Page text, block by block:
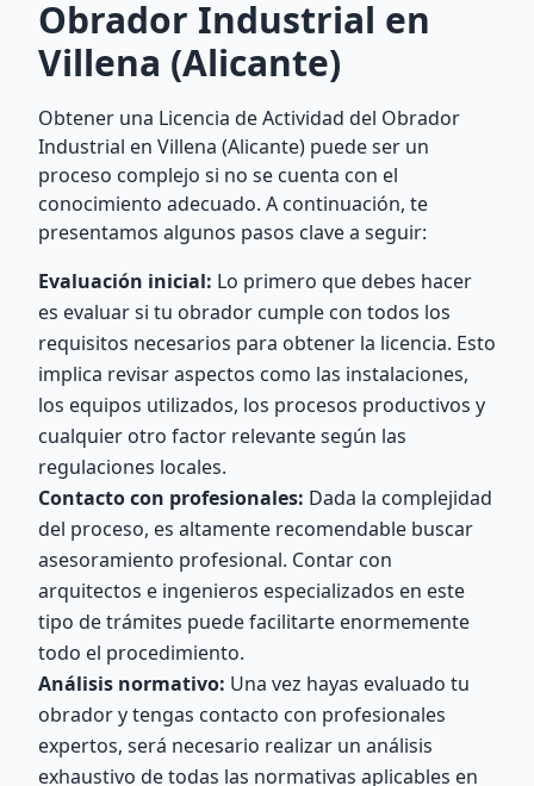
Obrador Industrial en
Villena (Alicante)
Obtener una Licencia de Actividad del Obrador
Industrial en Villena (Alicante) puede ser un
proceso complejo si no se cuenta con el
conocimiento adecuado. A continuación, te
presentamos algunos pasos clave a seguir:
Evaluación inicial: Lo primero que debes hacer
es evaluar si tu obrador cumple con todos los
requisitos necesarios para obtener la licencia. Esto
implica revisar aspectos como las instalaciones,
los equipos utilizados, los procesos productivos y
cualquier otro factor relevante según las
regulaciones locales.
Contacto con profesionales: Dada la complejidad
del proceso, es altamente recomendable buscar
asesoramiento profesional. Contar con
arquitectos e ingenieros especializados en este
tipo de trámites puede facilitarte enormemente
todo el procedimiento.
Análisis normativo: Una vez hayas evaluado tu
obrador y tengas contacto con profesionales
expertos, será necesario realizar un análisis
exhaustivo de todas las normativas aplicables en